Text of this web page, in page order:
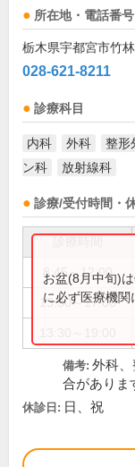
所在地・電話番号
栃木県宇都宮市竹
028-621-8211
診療科目
内科 外科 整形
ン科
放射線科
診療/受付時間・
8:45～12:00
13:30～17:00
お盆(8月中旬)
に必ず医療機関
備考: 外科
合がありま
休診日: 日、祝